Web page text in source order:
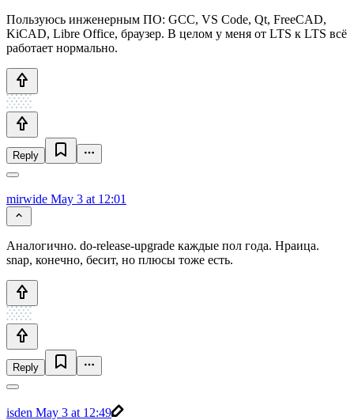
Пользуюсь инженерным ПО: GCC, VS Code, Qt, FreeCAD,
KiCAD, Libre Office, браузер. В целом у меня от LTS к LTS всё
работает нормально.
Reply
mirwide May 3 at 12:01
Аналогично. do-release-upgrade каждые пол года. Нраица.
snap, конечно, бесит, но плюсы тоже есть.
Reply
isden May 3 at 12:49